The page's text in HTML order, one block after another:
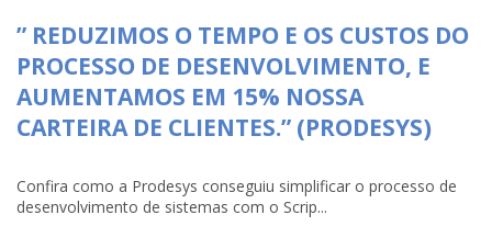
” REDUZIMOS O TEMPO E OS CUSTOS DO
PROCESSO DE DESENVOLVIMENTO, E
AUMENTAMOS EM 15% NOSSA
CARTEIRA DE CLIENTES.” (PRODESYS)
Confira como a Prodesys conseguiu simplificar o processo de
desenvolvimento de sistemas com o Scrip...